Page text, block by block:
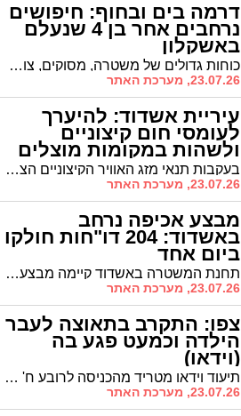
דרמה בים ובחוף: חיפושים
נרחבים אחר בן 4 שנעלם
באשקלון
כוחות גדולים של משטרה, מסוקים, צוללנים ומתנדבים סורקים את אזור חוף חופית באשקלון בניסיון לאתר את יובל כוגן בן ה-4, שנראה לאחרונה בשעות הבוקר. המשטרה קוראת לציבור לסייע בחיפושים
23.07.26, מערכת האתר
עיריית אשדוד: להיערך
לעומסי חום קיצוניים
ולשהות במקומות מוצלים
בעקבות תנאי מזג האוויר הקיצוניים הצפויים, מחדדת עיריית אשדוד את הנחיות הבטיחות לציבור ומעדכנת את מתכונת עבודת צוותי השטח העירוניים. הדברים קריטיים שבעתיים בשל צום תשעה באב ולציבור האזרחים הוותיקים
23.07.26, מערכת האתר
מבצע אכיפה נרחב
באשדוד: 204 דו"חות חולקו
ביום אחד
תחנת המשטרה באשדוד קיימה מבצע אכיפה ממוקד נגד עבירות בריונות בכביש, ליקויי בטיחות ונהיגה מסכנת חיים. במסגרת המבצע שולבו מצלמות טקטיות בצומת כביש 41 ושדרות בני ברית ובאזור התעשייה
23.07.26, מערכת האתר
צפו: התקרב בתאוצה לעבר
הילדה וכמעט פגע בה
(וידאו)
תיעוד וידאו מטריד מהכניסה לרובע ח' באשדוד התפרסם אמש ברשתות החברתיות ממנו ניתן לראות כיצד רוכב קורקינט מסכן ילדה שחצתה במעבר החציה
23.07.26, מערכת האתר